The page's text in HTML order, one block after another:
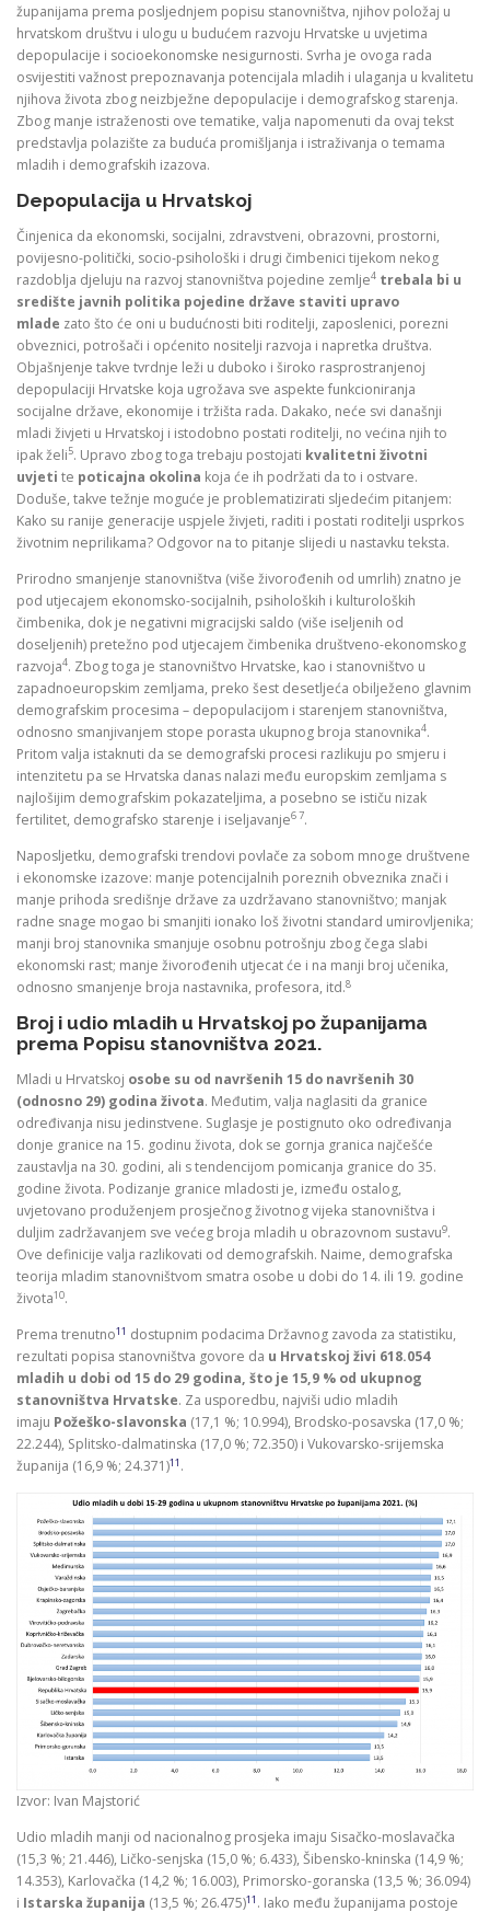
županijama prema posljednjem popisu stanovništva, njihov položaj u
hrvatskom društvu i ulogu u budućem razvoju Hrvatske u uvjetima
depopulacije i socioekonomske nesigurnosti. Svrha je ovoga rada
osvijestiti važnost prepoznavanja potencijala mladih i ulaganja u kvalitetu
njihova života zbog neizbježne depopulacije i demografskog starenja.
Zbog manje istraženosti ove tematike, valja napomenuti da ovaj tekst
predstavlja polazište za buduća promišljanja i istraživanja o temama
mladih i demografskih izazova.
Depopulacija u Hrvatskoj
Činjenica da ekonomski, socijalni, zdravstveni, obrazovni, prostorni,
povijesno-politički, socio-psihološki i drugi čimbenici tijekom nekog
razdoblja djeluju na razvoj stanovništva pojedine zemlje4 trebala bi u
središte javnih politika pojedine države staviti upravo
mlade zato što će oni u budućnosti biti roditelji, zaposlenici, porezni
obveznici, potrošači i općenito nositelji razvoja i napretka društva.
Objašnjenje takve tvrdnje leži u duboko i široko rasprostranjenoj
depopulaciji Hrvatske koja ugrožava sve aspekte funkcioniranja
socijalne države, ekonomije i tržišta rada. Dakako, neće svi današnji
mladi živjeti u Hrvatskoj i istodobno postati roditelji, no većina njih to
ipak želi5. Upravo zbog toga trebaju postojati kvalitetni životni
uvjeti te poticajna okolina koja će ih podržati da to i ostvare.
Doduše, takve težnje moguće je problematizirati sljedećim pitanjem:
Kako su ranije generacije uspjele živjeti, raditi i postati roditelji usprkos
životnim neprilikama? Odgovor na to pitanje slijedi u nastavku teksta.
Prirodno smanjenje stanovništva (više živorođenih od umrlih) znatno je
pod utjecajem ekonomsko-socijalnih, psiholoških i kulturoloških
čimbenika, dok je negativni migracijski saldo (više iseljenih od
doseljenih) pretežno pod utjecajem čimbenika društveno-ekonomskog
razvoja4. Zbog toga je stanovništvo Hrvatske, kao i stanovništvo u
zapadnoeuropskim zemljama, preko šest desetljeća obilježeno glavnim
demografskim procesima – depopulacijom i starenjem stanovništva,
odnosno smanjivanjem stope porasta ukupnog broja stanovnika4.
Pritom valja istaknuti da se demografski procesi razlikuju po smjeru i
intenzitetu pa se Hrvatska danas nalazi među europskim zemljama s
najlošijim demografskim pokazateljima, a posebno se ističu nizak
fertilitet, demografsko starenje i iseljavanje6 7.
Naposljetku, demografski trendovi povlače za sobom mnoge društvene
i ekonomske izazove: manje potencijalnih poreznih obveznika znači i
manje prihoda središnje države za uzdržavano stanovništvo; manjak
radne snage mogao bi smanjiti ionako loš životni standard umirovljenika;
manji broj stanovnika smanjuje osobnu potrošnju zbog čega slabi
ekonomski rast; manje živorođenih utjecat će i na manji broj učenika,
odnosno smanjenje broja nastavnika, profesora, itd.8
Broj i udio mladih u Hrvatskoj po županijama
prema Popisu stanovništva 2021.
Mladi u Hrvatskoj osobe su od navršenih 15 do navršenih 30
(odnosno 29) godina života. Međutim, valja naglasiti da granice
određivanja nisu jedinstvene. Suglasje je postignuto oko određivanja
donje granice na 15. godinu života, dok se gornja granica najčešće
zaustavlja na 30. godini, ali s tendencijom pomicanja granice do 35.
godine života. Podizanje granice mladosti je, između ostalog,
uvjetovano produženjem prosječnog životnog vijeka stanovništva i
duljim zadržavanjem sve većeg broja mladih u obrazovnom sustavu9.
Ove definicije valja razlikovati od demografskih. Naime, demografska
teorija mladim stanovništvom smatra osobe u dobi do 14. ili 19. godine
života10.
Prema trenutno11 dostupnim podacima Državnog zavoda za statistiku,
rezultati popisa stanovništva govore da u Hrvatskoj živi 618.054
mladih u dobi od 15 do 29 godina, što je 15,9 % od ukupnog
stanovništva Hrvatske. Za usporedbu, najviši udio mladih
imaju Požeško-slavonska (17,1 %; 10.994), Brodsko-posavska (17,0 %;
22.244), Splitsko-dalmatinska (17,0 %; 72.350) i Vukovarsko-srijemska
županija (16,9 %; 24.371)11 .
Izvor: Ivan Majstorić
Udio mladih manji od nacionalnog prosjeka imaju Sisačko-moslavačka
(15,3 %; 21.446), Ličko-senjska (15,0 %; 6.433), Šibensko-kninska (14,9 %;
14.353), Karlovačka (14,2 %; 16.003), Primorsko-goranska (13,5 %; 36.094)
i Istarska županija (13,5 %; 26.475)11 . Iako među županijama postoje